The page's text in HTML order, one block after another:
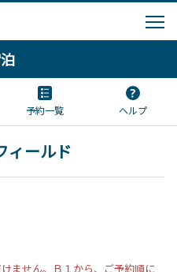
予約一覧 ヘルプ
ィールド
ません。Ｂ１から、ご予約順に